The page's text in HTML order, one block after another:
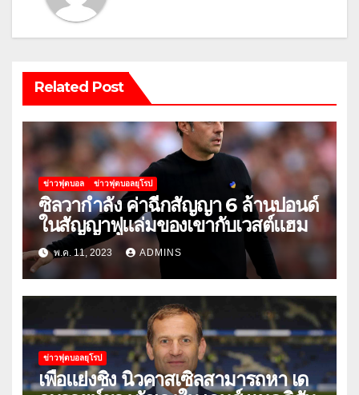
Related Post
ข่าวฟุตบอล ข่าวฟุตบอลยุโรป
ซิลวากำลัง ค่าฉีกสัญญา 6 ล้านปอนด์
ในสัญญาฟูแล่มของเขากับเวสต์แฮม
พ.ค. 11, 2023 ADMINS
ข่าวฟุตบอลยุโรป
เพื่อแย่งชิง นิวคาสเซิ่ลสามารถหา เด